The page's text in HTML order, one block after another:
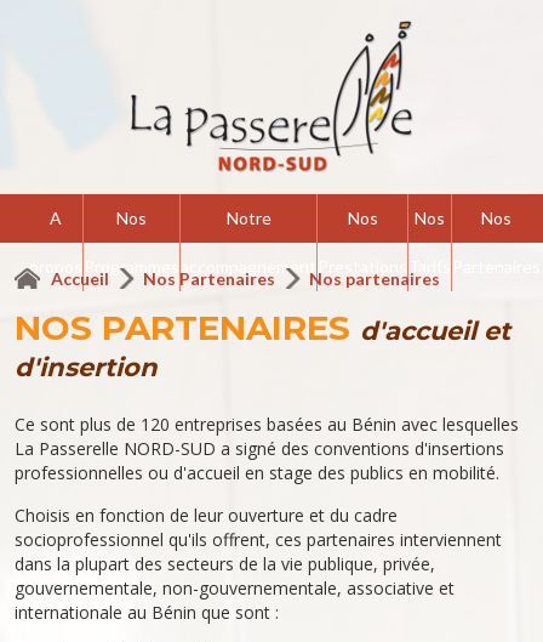
A
propos
Nos
Programmes
Notre
accompagnement
Nos Nos Nos
Accueil Nos Partenaires Nos partenaires
NOS PARTENAIRES d'accueil et
d'insertion
Ce sont plus de 120 entreprises basées au Bénin avec lesquelles
La Passerelle NORD-SUD a signé des conventions d'insertions
professionnelles ou d'accueil en stage des publics en mobilité.
Choisis en fonction de leur ouverture et du cadre
socioprofessionnel qu'ils offrent, ces partenaires interviennent
dans la plupart des secteurs de la vie publique, privée,
gouvernementale, non-gouvernementale, associative et
internationale au Bénin que sont :